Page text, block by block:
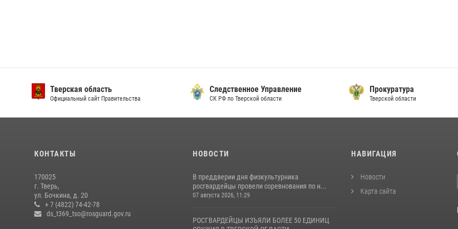
Тверская область
Официальный сайт Правительства
Следственное Управление
СК РФ по Тверской области
Прокуратура
Тверской области
КОНТАКТЫ
170025
г. Тверь,
ул. Бочкина, д. 20
+ 7 (4822) 74-42-78
ds_t369_tso@rosguard.gov.ru
НОВОСТИ
В преддверии дня физкультурника
росгвардейцы провели соревнования по н...
07 августа 2026, 11:29
РОСГВАРДЕЙЦЫ ИЗЪЯЛИ БОЛЕЕ 50 ЕДИНИЦ
НАВИГАЦИЯ
Новости
Карта сайта